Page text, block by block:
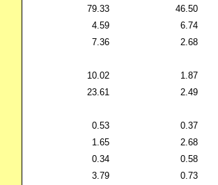
79.33
46.50
4.59
6.74
7.36
2.68
10.02
1.87
23.61 2.49
0.53
0.37
1.65
2.68
0.34
0.58
3.79
0.73